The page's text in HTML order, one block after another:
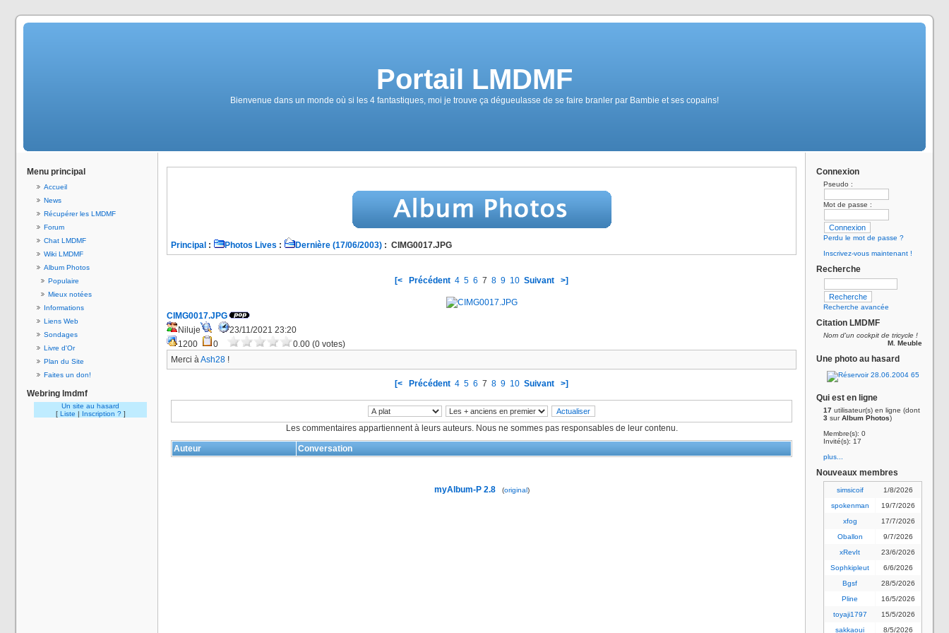
Portail LMDMF
Bienvenue dans un monde où si les 4 fantastiques, moi je trouve ça dégueulasse de se faire branler par Bambie et ses copains!
Menu principal
Accueil
News
Récupérer les LMDMF
Forum
Chat LMDMF
Wiki LMDMF
Album Photos
Populaire
Mieux notées
Informations
Liens Web
Sondages
Livre d'Or
Plan du Site
Faites un don!
Webring lmdmf
Un site au hasard
[ Liste | Inscription ? ]
Principal : Photos Lives : Dernière (17/06/2003) : CIMG0017.JPG
[< Précédent 4 5 6 7 8 9 10 Suivant >]
CIMG0017.JPG
Niluje
23/11/2021 23:20
1200
0
0.00 (0 votes)
Merci àAsh28 !
[< Précédent 4 5 6 7 8 9 10 Suivant >]
Les commentaires appartiennent à leurs auteurs. Nous ne sommes pas responsables de leur contenu.
Auteur Conversation
myAlbum-P 2.8 (original)
Connexion
Pseudo :
Mot de passe :
Perdu le mot de passe ?
Inscrivez-vous maintenant !
Recherche
Recherche avancée
Citation LMDMF
Nom d'un cockpit de tricycle !
M. Meuble
Une photo au hasard
Qui est en ligne
17 utilisateur(s) en ligne (dont
3 surAlbum Photos)
Membre(s): 0
Invité(s): 17
plus...
Nouveaux membres
simsicoif
1/8/2026
spokenman
19/7/2026
xfog
17/7/2026
Oballon
9/7/2026
xRevIt
23/6/2026
Sophkipleut
6/6/2026
Bgsf
28/5/2026
Pline
16/5/2026
toyaji1797
15/5/2026
sakkaoui
8/5/2026